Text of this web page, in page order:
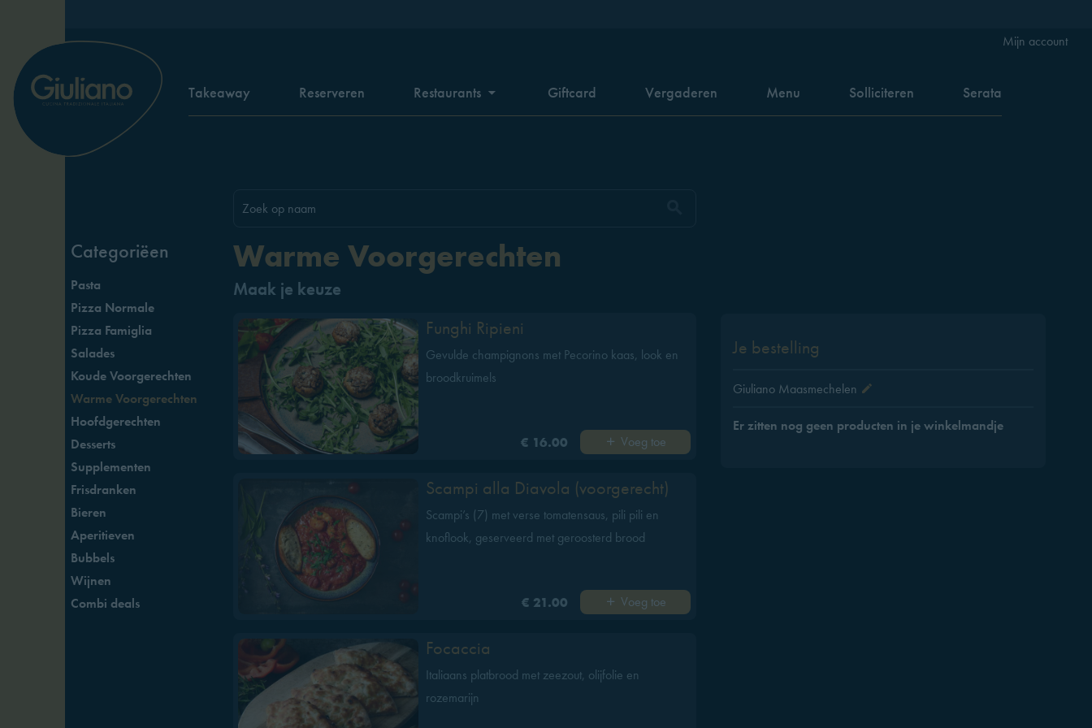
Takeaway Reserveren Restaurants Giftcard Vergaderen Menu Solliciteren Serata
Mijn account
Categoriëen
Pasta
Pizza Normale
Pizza Famiglia
Salades
Koude Voorgerechten
Warme Voorgerechten
Hoofdgerechten
Desserts
Supplementen
Frisdranken
Bieren
Aperitieven
Bubbels
Wijnen
Combi deals
Warme Voorgerechten
Maak je keuze
Funghi Ripieni
Gevulde champignons met Pecorino kaas, look en
broodkruimels
€ 16.00 Voeg toe
Scampi alla Diavola (voorgerecht)
Scampi’s (7) met verse tomatensaus, pili pili en
knoflook, geserveerd met geroosterd brood
€ 21.00 Voeg toe
Focaccia
Italiaans platbrood met zeezout, olijfolie en
rozemarijn
Je bestelling
Giuliano Maasmechelen
Er zitten nog geen producten in je winkelmandje